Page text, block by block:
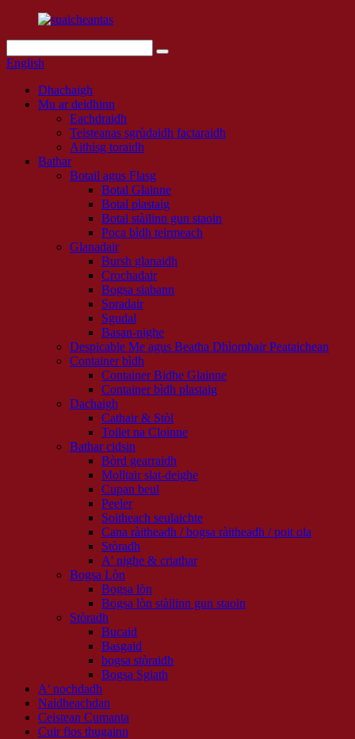
English
Dhachaigh
Mu ar deidhinn
Eachdraidh
Teisteanas sgrùdaidh factaraidh
Aithisg toraidh
Bathar
Botail agus Flasg
Botal Glainne
Botal plastaig
Botal stàilinn gun staoin
Poca bìdh teirmeach
Glanadair
Bursh glanaidh
Crochadair
Bogsa siabann
Spradair
Sgudal
Basan-nighe
Despicable Me agus Beatha Dhìomhair Peataichean
Container bìdh
Container Bidhe Glainne
Container bìdh plastaig
Dachaigh
Cathair & Stòl
Toilet na Cloinne
Bathar cidsin
Bòrd gearraidh
Molltair slat-deighe
Cupan beul
Peeler
Soitheach seulaichte
Cana ràitheadh ​​/ bogsa ràitheadh ​​/ poit ola
Stòradh
A' nighe & criathar
Bogsa Lòn
Bogsa lòn
Bogsa lòn stàilinn gun staoin
Stòradh
Bucaid
Basgaid
bogsa stòraidh
Bogsa Sgiath
A' nochdadh
Naidheachdan
Ceistean Cumanta
Cuir fios thugainn